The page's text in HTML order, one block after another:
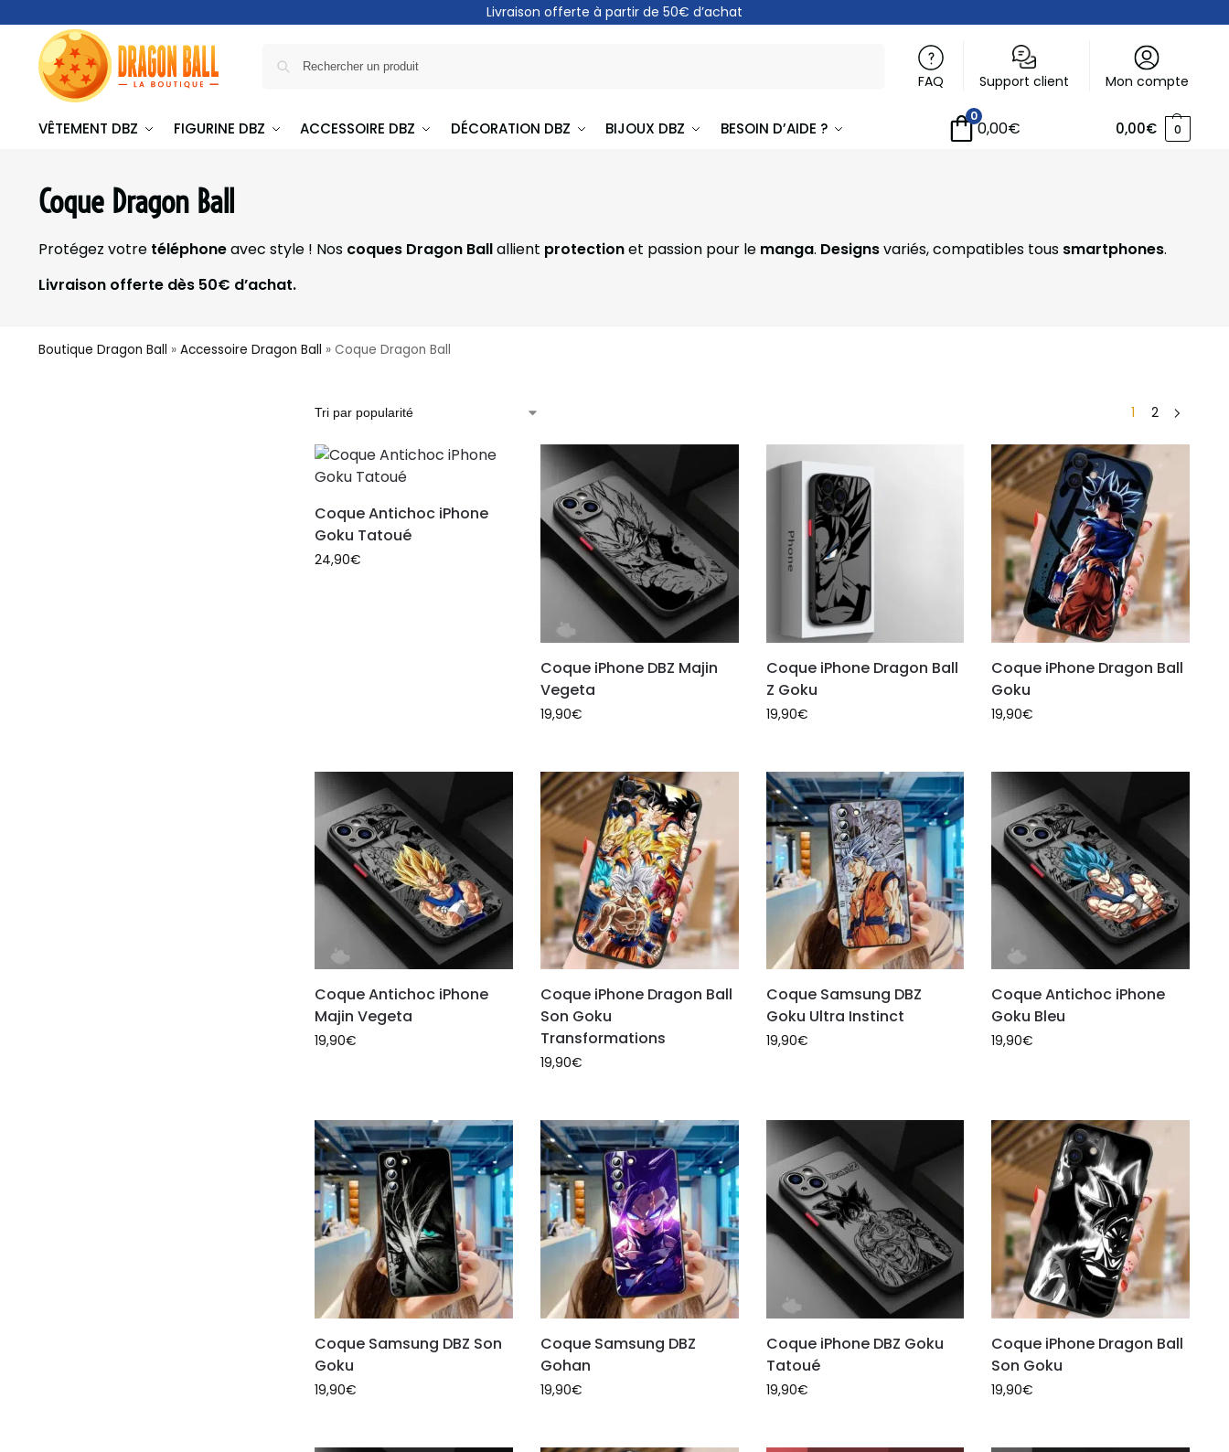
Livraison offerte à partir de 50€ d’achat
FAQ Support client Mon compte
VÊTEMENT DBZ FIGURINE DBZ ACCESSOIRE DBZ DÉCORATION DBZ BIJOUX DBZ BESOIN D’AIDE ?
0
0,00€ 0,00€ 0
Coque Dragon Ball
Protégez votre téléphoneavec style ! Nos coques Dragon Ballallient protectionet passion pour le manga. Designsvariés, compatibles tous smartphones.
Livraison offerte dès 50€ d’achat.
Boutique Dragon Ball » Accessoire Dragon Ball » Coque Dragon Ball
1 2
Coque Antichoc iPhone
Goku Tatoué
24,90€
Coque iPhone DBZ Majin
Vegeta
19,90€
Coque iPhone Dragon Ball
Z Goku
19,90€
Coque iPhone Dragon Ball
Goku
19,90€
Coque Antichoc iPhone
Majin Vegeta
19,90€
Coque iPhone Dragon Ball
Son Goku
Transformations
19,90€
Coque Samsung DBZ
Goku Ultra Instinct
19,90€
Coque Antichoc iPhone
Goku Bleu
19,90€
Coque Samsung DBZ Son
Goku
19,90€
Coque Samsung DBZ
Gohan
19,90€
Coque iPhone DBZ Goku
Tatoué
19,90€
Coque iPhone Dragon Ball
Son Goku
19,90€